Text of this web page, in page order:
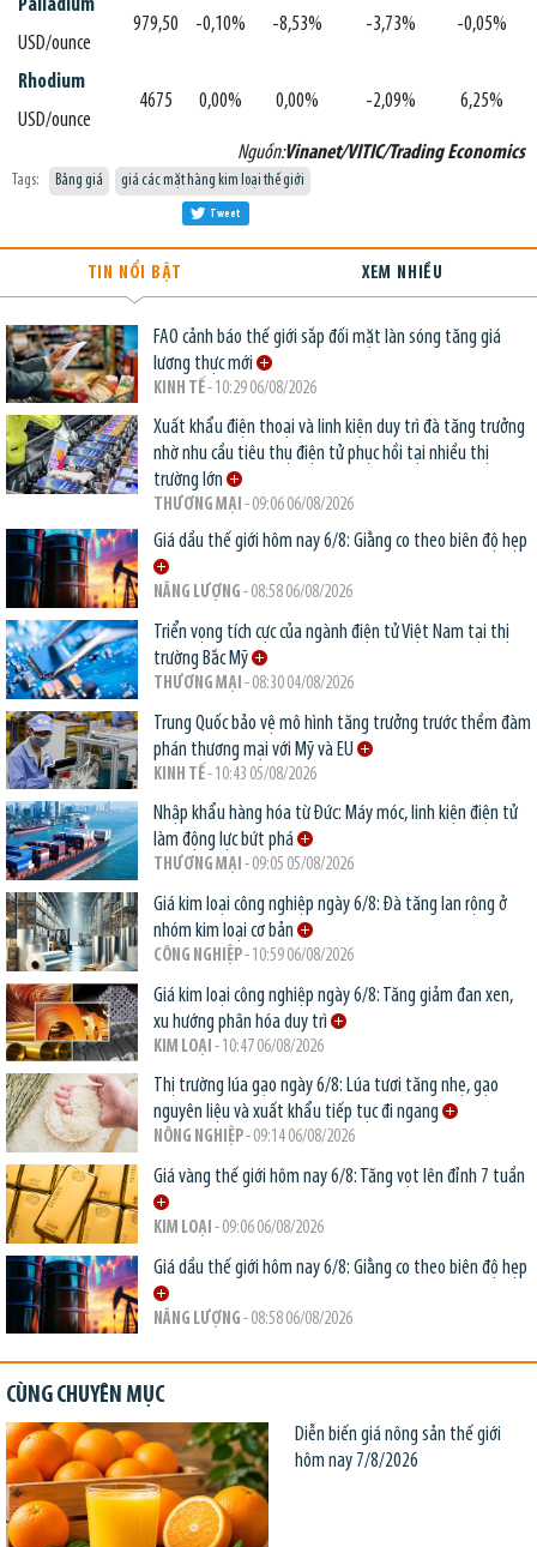
Palladium
USD/ounce
979,50 -0,10% -8,53% -3,73% -0,05%
Rhodium
USD/ounce
4675 0,00% 0,00% -2,09% 6,25%
Nguồn:Vinanet/VITIC/Trading Economics
Tags: Bảng giá giá các mặt hàng kim loại thế giới
Tweet
TIN NỔI BẬT XEM NHIỀU
FAO cảnh báo thế giới sắp đối mặt làn sóng tăng giá
lương thực mới
KINH TẾ- 10:29 06/08/2026
Xuất khẩu điện thoại và linh kiện duy trì đà tăng trưởng
nhờ nhu cầu tiêu thụ điện tử phục hồi tại nhiều thị
trường lớn
THƯƠNG MẠI - 09:06 06/08/2026
Giá dầu thế giới hôm nay 6/8: Giằng co theo biên độ hẹp
NĂNG LƯỢNG - 08:58 06/08/2026
Triển vọng tích cực của ngành điện tử Việt Nam tại thị
trường Bắc Mỹ
THƯƠNG MẠI - 08:30 04/08/2026
Trung Quốc bảo vệ mô hình tăng trưởng trước thềm đàm
phán thương mại với Mỹ và EU
KINH TẾ- 10:43 05/08/2026
Nhập khẩu hàng hóa từ Đức: Máy móc, linh kiện điện tử
làm động lực bứt phá
THƯƠNG MẠI - 09:05 05/08/2026
Giá kim loại công nghiệp ngày 6/8: Đà tăng lan rộng ở
nhóm kim loại cơ bản
CÔNG NGHIỆP- 10:59 06/08/2026
Giá kim loại công nghiệp ngày 6/8: Tăng giảm đan xen,
xu hướng phân hóa duy trì
KIM LOẠI - 10:47 06/08/2026
Thị trường lúa gạo ngày 6/8: Lúa tươi tăng nhẹ, gạo
nguyên liệu và xuất khẩu tiếp tục đi ngang
NÔNG NGHIỆP- 09:14 06/08/2026
Giá vàng thế giới hôm nay 6/8: Tăng vọt lên đỉnh 7 tuần
KIM LOẠI - 09:06 06/08/2026
Giá dầu thế giới hôm nay 6/8: Giằng co theo biên độ hẹp
NĂNG LƯỢNG - 08:58 06/08/2026
CÙNG CHUYÊN MỤC
Diễn biến giá nông sản thế giới
hôm nay 7/8/2026